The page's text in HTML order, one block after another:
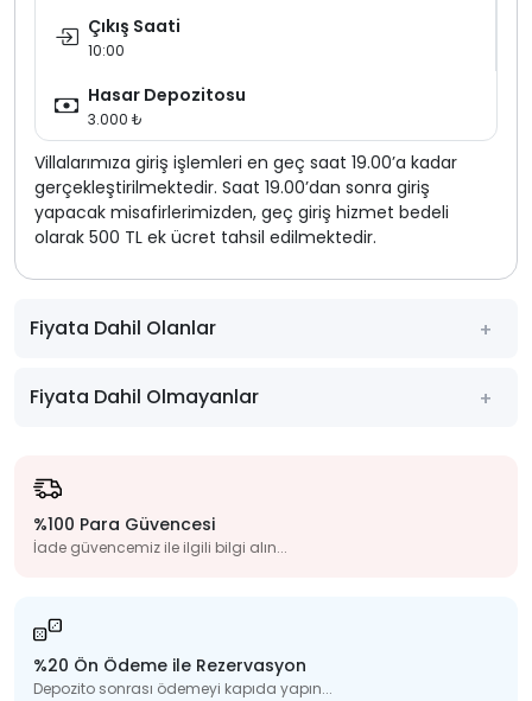
Çıkış Saati
10:00
Hasar Depozitosu
3.000 ₺
Villalarımıza giriş işlemleri en geç saat 19.00’a kadar
gerçekleştirilmektedir. Saat 19.00’dan sonra giriş
yapacak misafirlerimizden, geç giriş hizmet bedeli
olarak 500 TL ek ücret tahsil edilmektedir.
Fiyata Dahil Olanlar
Fiyata Dahil Olmayanlar
%100 Para Güvencesi
İade güvencemiz ile ilgili bilgi alın...
%20 Ön Ödeme ile Rezervasyon
Depozito sonrası ödemeyi kapıda yapın...